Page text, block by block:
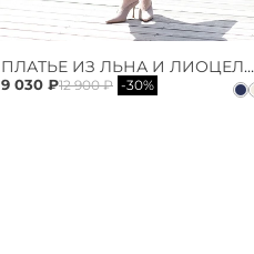
ПЛАТЬЕ ИЗ ЛЬНА И ЛИОЦЕЛЛА
9 030 ₽12 900 ₽ -30%